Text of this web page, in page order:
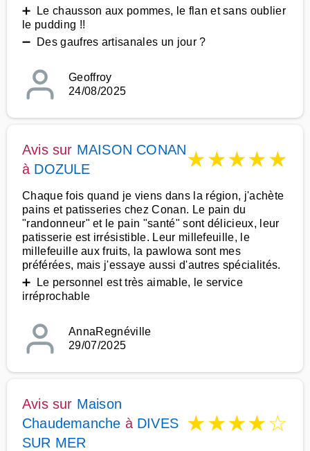
➕ Le chausson aux pommes, le flan et sans oublier
le pudding !!
➖ Des gaufres artisanales un jour ?
Geoffroy
24/08/2025
Avis sur MAISON CONAN
à DOZULE ★★★★★
Chaque fois quand je viens dans la région, j'achète
pains et patisseries chez Conan. Le pain du
"randonneur" et le pain "santé" sont délicieux, leur
patisserie est irrésistible. Leur millefeuille, le
millefeuille aux fruits, la pawlowa sont mes
préférées, mais j'essaye aussi d'autres spécialités.
➕ Le personnel est très aimable, le service
irréprochable
AnnaRegnéville
29/07/2025
Avis sur Maison
Chaudemanche à DIVES
SUR MER
★★★★☆